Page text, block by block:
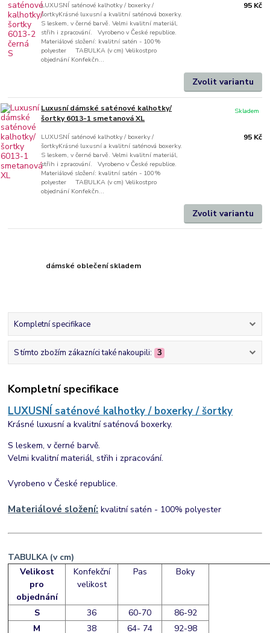
LUXUSNÍ saténové kalhotky / boxerky /
šortkyKrásné luxusní a kvalitní saténová boxerky.
S leskem, v černé barvě. Velmi kvalitní materiál,
střih i zpracování. Vyrobeno v České republice.
Materiálové složení: kvalitní satén - 100%
polyester TABULKA (v cm) Velikostpro
objednání Konfekčn...
95 Kč
Zvolit variantu
Luxusní dámské saténové kalhotky/
šortky 6013-1 smetanová XL
LUXUSNÍ saténové kalhotky / boxerky /
šortkyKrásné luxusní a kvalitní saténová boxerky.
S leskem, v černé barvě. Velmi kvalitní materiál,
střih i zpracování. Vyrobeno v České republice.
Materiálové složení: kvalitní satén - 100%
polyester TABULKA (v cm) Velikostpro
objednání Konfekčn...
95 Kč
Skladem
Zvolit variantu
dámské oblečení skladem
Kompletní specifikace
S tímto zbožím zákazníci také nakoupili: 3
Kompletní specifikace
LUXUSNÍ saténové kalhotky / boxerky / šortky
Krásné luxusní a kvalitní saténová boxerky.
S leskem, v černé barvě.
Velmi kvalitní materiál, střih i zpracování.
Vyrobeno v České republice.
Materiálové složení: kvalitní satén - 100% polyester
TABULKA (v cm)
Velikost
pro
objednání
Konfekční
velikost
Pas Boky
S 36 60-70
86-92
M
38 64- 74 92-98